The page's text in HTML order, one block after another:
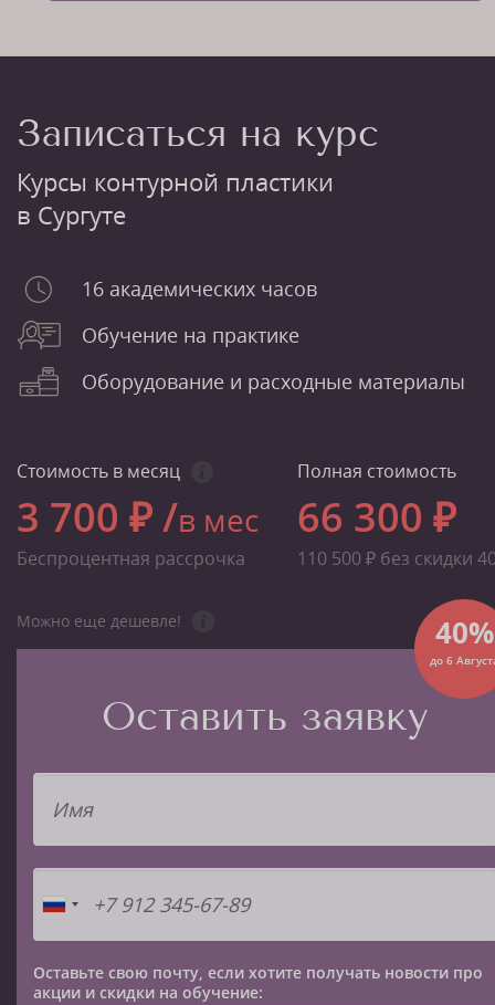
Записаться на курс
Курсы контурной пластики
в Сургуте
16 академических часов
Обучение на практике
Оборудование и расходные материалы
Стоимость в месяц
3 700 ₽ /в мес
Беспроцентная рассрочка
Полная стоимость
66 300 ₽
110 500 ₽ без скидки
Можно еще дешевле! 40%
до 6
Оставить заявку
Оставьте свою почту, если хотите получать новости про
акции и скидки на обучение: